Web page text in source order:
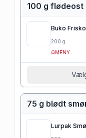
100 g flødeost
Buko
200 g
MENY
75 g blødt
Lurpak